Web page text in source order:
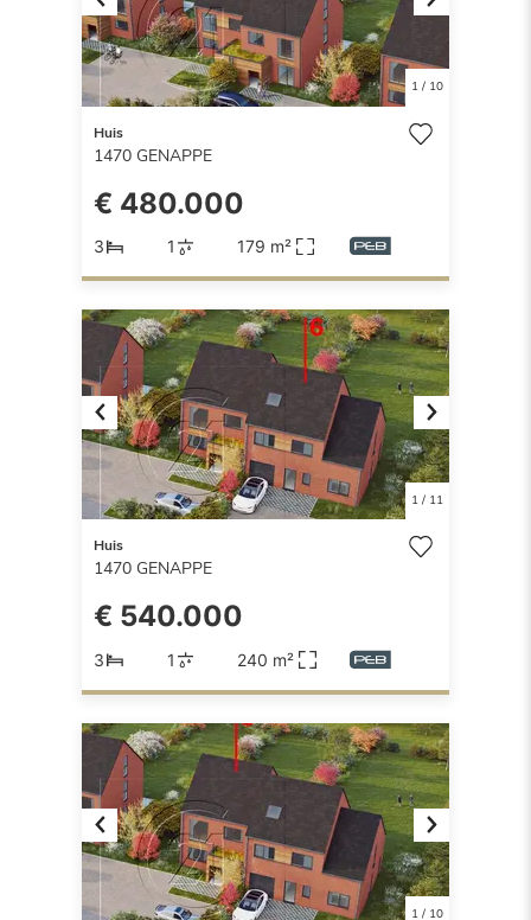
Previous Next
1/ 10
Huis
1470 GENAPPE
€ 480.000
3 1 179 m²
Previous Next
1/ 11
Huis
1470 GENAPPE
€ 540.000
3 1 240 m²
Previous Next
1/ 10